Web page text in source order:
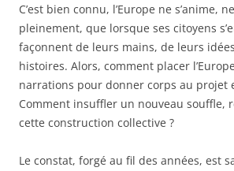
C’est bien connu, l’Europe ne s’anime,
pleinement, que lorsque ses citoyens
façonnent de leurs mains, de leurs
histoires. Alors, comment placer
narrations pour donner corps au projet
Comment insuffler un nouveau souffle,
cette construction collective ?
Le constat, forgé au fil des années, est